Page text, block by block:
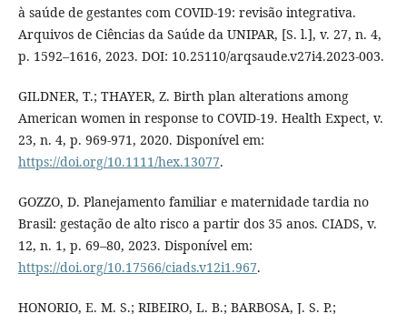
à saúde de gestantes com COVID-19: revisão integrativa.
Arquivos de Ciências da Saúde da UNIPAR, [S. l.], v. 27, n. 4,
p. 1592–1616, 2023. DOI: 10.25110/arqsaude.v27i4.2023-003.
GILDNER, T.; THAYER, Z. Birth plan alterations among
American women in response to COVID-19. Health Expect, v.
23, n. 4, p. 969-971, 2020. Disponível em:
https://doi.org/10.1111/hex.13077.
GOZZO, D. Planejamento familiar e maternidade tardia no
Brasil: gestação de alto risco a partir dos 35 anos. CIADS, v.
12, n. 1, p. 69–80, 2023. Disponível em:
https://doi.org/10.17566/ciads.v12i1.967.
HONORIO, E. M. S.; RIBEIRO, L. B.; BARBOSA, J. S. P.;